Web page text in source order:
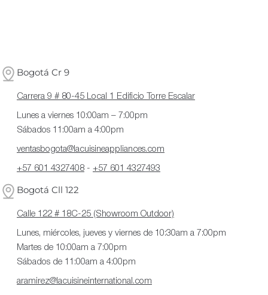
Bogotá Cr 9
Carrera 9 # 80-45 Local 1 Edificio Torre Escalar
Lunes a viernes 10:00am – 7:00pm
Sábados 11:00am a 4:00pm
ventasbogota@lacuisineappliances.com
+57 601 4327408 - +57 601 4327493
Bogotá Cll 122
Calle 122 # 18C-25 (Showroom Outdoor)
Lunes, miércoles, jueves y viernes de 10:30am a 7:00pm
Martes de 10:00am a 7:00pm
Sábados de 11:00am a 4:00pm
aramirez@lacuisineinternational.com